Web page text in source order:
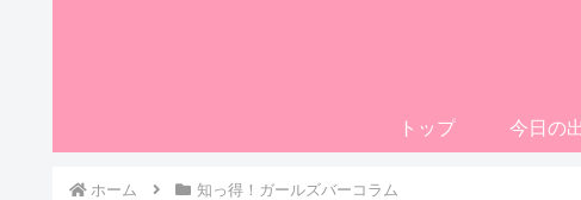
トップ 今日の
ホーム 知っ得！ガールズバーコラム